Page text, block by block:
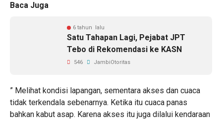
Baca Juga
6 tahun lalu
Satu Tahapan Lagi, Pejabat JPT
Tebo di Rekomendasi ke KASN
546 JambiOtoritas
” Melihat kondisi lapangan, sementara akses dan cuaca
tidak terkendala sebenarnya. Ketika itu cuaca panas
bahkan kabut asap. Karena akses itu juga dilalui kendaraan